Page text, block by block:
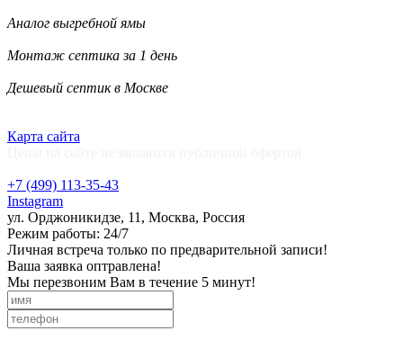
Аналог выгребной ямы
Монтаж септика за 1 день
Дешевый септик в Москве
Карта сайта
+7 (499) 113-35-43
Instagram
ул. Орджоникидзе, 11, Москва, Россия
Режим работы: 24/7
Личная встреча только по предварительной записи!
Ваша заявка оптравлена!
Мы перезвоним Вам в течение 5 минут!